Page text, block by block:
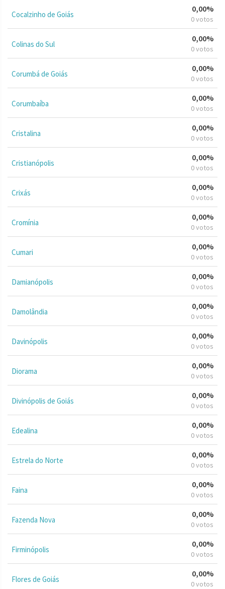
Cocalzinho de Goiás
0,00%
0 votos
Colinas do Sul
0,00%
0 votos
Corumbá de Goiás
0,00%
0 votos
Corumbaíba
0,00%
0 votos
Cristalina
0,00%
0 votos
Cristianópolis
0,00%
0 votos
Crixás
0,00%
0 votos
Cromínia
0,00%
0 votos
Cumari
0,00%
0 votos
Damianópolis
0,00%
0 votos
Damolândia
0,00%
0 votos
Davinópolis
0,00%
0 votos
Diorama
0,00%
0 votos
Divinópolis de Goiás
0,00%
0 votos
Edealina
0,00%
0 votos
Estrela do Norte
0,00%
0 votos
Faina
0,00%
0 votos
Fazenda Nova
0,00%
0 votos
Firminópolis
0,00%
0 votos
Flores de Goiás
0,00%
0 votos